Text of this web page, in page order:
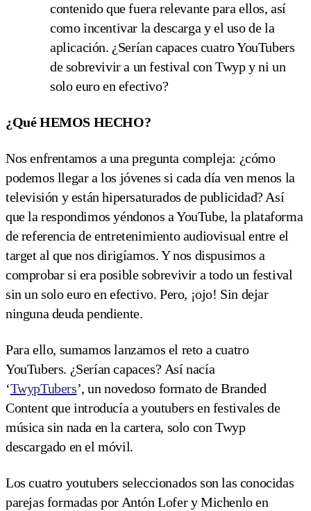
contenido que fuera relevante para ellos, así
como incentivar la descarga y el uso de la
aplicación. ¿Serían capaces cuatro YouTubers
de sobrevivir a un festival con Twyp y ni un
solo euro en efectivo?
¿Qué HEMOS HECHO?
Nos enfrentamos a una pregunta compleja: ¿cómo
podemos llegar a los jóvenes si cada día ven menos la
televisión y están hipersaturados de publicidad? Así
que la respondimos yéndonos a YouTube, la plataforma
de referencia de entretenimiento audiovisual entre el
target al que nos dirigíamos. Y nos dispusimos a
comprobar si era posible sobrevivir a todo un festival
sin un solo euro en efectivo. Pero, ¡ojo! Sin dejar
ninguna deuda pendiente.
Para ello, sumamos lanzamos el reto a cuatro
YouTubers. ¿Serían capaces? Así nacía
‘TwypTubers’, un novedoso formato de Branded
Content que introducía a youtubers en festivales de
música sin nada en la cartera, solo con Twyp
descargado en el móvil.
Los cuatro youtubers seleccionados son las conocidas
parejas formadas por Antón Lofer y Michenlo en